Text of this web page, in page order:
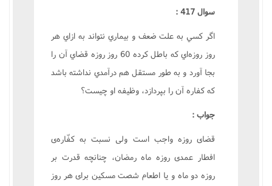
سوال 417 :
اگر کسي به علت ضعف و بيماري نتواند به ازاي هر
روز روزه‌اي که باطل کرده 60 روز روزه قضاي آن را
بجا آورد و به طور مستقل هم درآمدي نداشته باشد
که کفاره آن را بپردازد، وظيفه او چيست؟
جواب :
قضاى روزه واجب است ولى نسبت به کفّاره‌ى
افطار عمدى روزه ماه رمضان، چنانچه قدرت بر
روزه دو ماه و يا اطعام شصت مسکين براى هر روز